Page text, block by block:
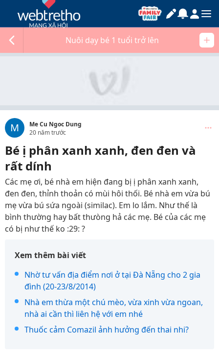
Nuôi dạy bé 1 tuổi trở lên
M
Me Cu Ngoc Dung
20 năm trước
Bé ị phân xanh xanh, đen đen và
rất dính
Các mẹ ơi, bé nhà em hiện đang bị ị phân xanh xanh,
đen đen, thỉnh thoản có mùi hôi thối. Bé nhà em vừa bú
mẹ vừa bú sứa ngoài (similac). Em lo lắm. Như thế là
bình thường hay bất thưòng hả các mẹ. Bé của các mẹ
có bị như thế ko :29: ?
Xem thêm bài viết
Nhờ tư vấn địa điểm nơi ở tại Đà Nẵng cho 2 gia
đình (20-23/8/2014)
Nhà em thừa một chú mèo, vừa xinh vừa ngoan,
nhà ai cần thì liên hệ với em nhé
Thuốc cảm Comazil ảnh hưởng đến thai nhi?